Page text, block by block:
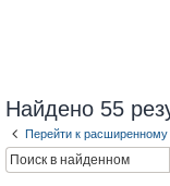
Найдено 55
Перейти к расширенному